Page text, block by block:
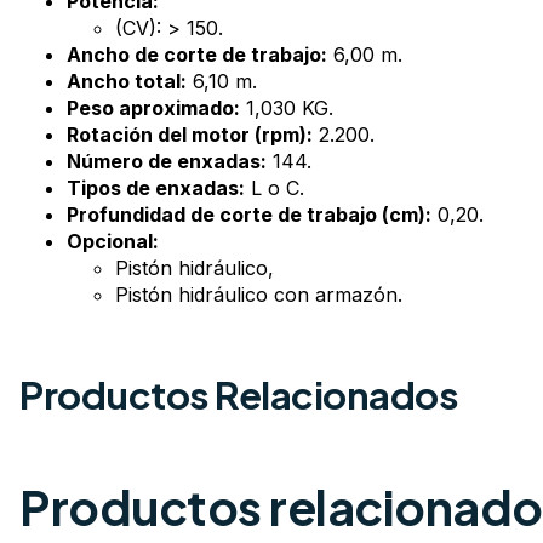
(CV): > 150.
Ancho de corte de trabajo: 6,00 m.
Ancho total: 6,10 m.
Peso aproximado: 1,030 KG.
Rotación del motor (rpm): 2.200.
Número de enxadas: 144.
Tipos de enxadas: L o C.
Profundidad de corte de trabajo (cm): 0,20.
Opcional:
Pistón hidráulico,
Pistón hidráulico con armazón.
Productos Relacionados
Productos